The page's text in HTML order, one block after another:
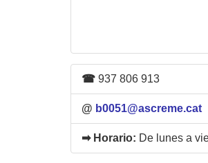
☎ 937 806 913
@ b0051@ascreme.cat
➡ Horario: De lunes a